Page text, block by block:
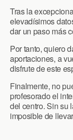
Tras la
elevadísimos
dar un paso más
Por tanto, quiero
aportaciones, a
disfrute de este
Finalmente, no
profesorado el
del centro. Sin su
imposible de